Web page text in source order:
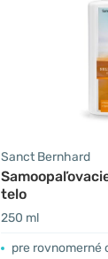
Sanct Bernhard
telo
250 ml
pre rovnomerné